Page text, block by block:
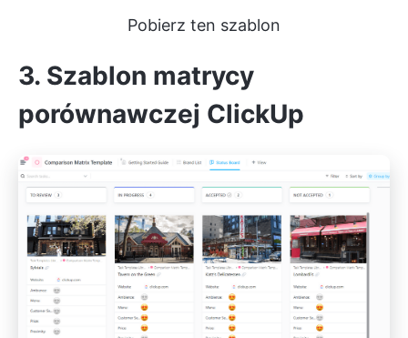
Pobierz ten szablon
3. Szablon matrycy
porównawczej ClickUp